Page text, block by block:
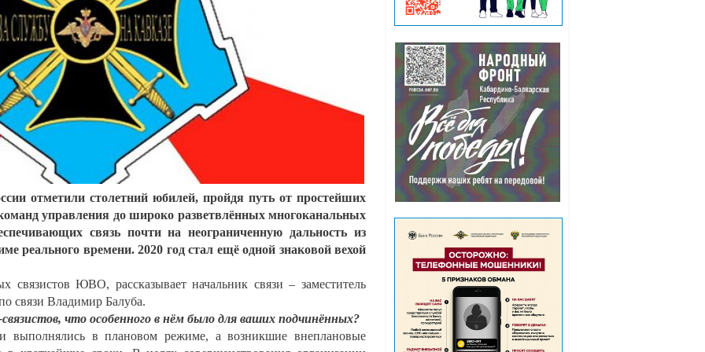
отметили столетний юбилей, пройдя путь от простейших
управления до широко разветвлённых многоканальных
связь почти на неограниченную дальность из
реального времени. 2020 год стал ещё одной знаковой вехой
ЮВО, рассказывает начальник связи – заместитель
связи Владимир Балуба.
что особенного в нём было для ваших подчинённых?
выполнялись в плановом режиме, а возникшие внеплановые